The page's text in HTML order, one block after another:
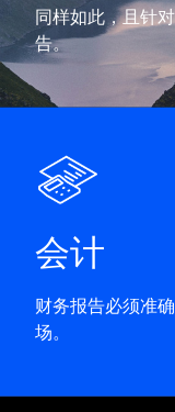
同样如此，且针
告。
会计
财务报告必须准
场。